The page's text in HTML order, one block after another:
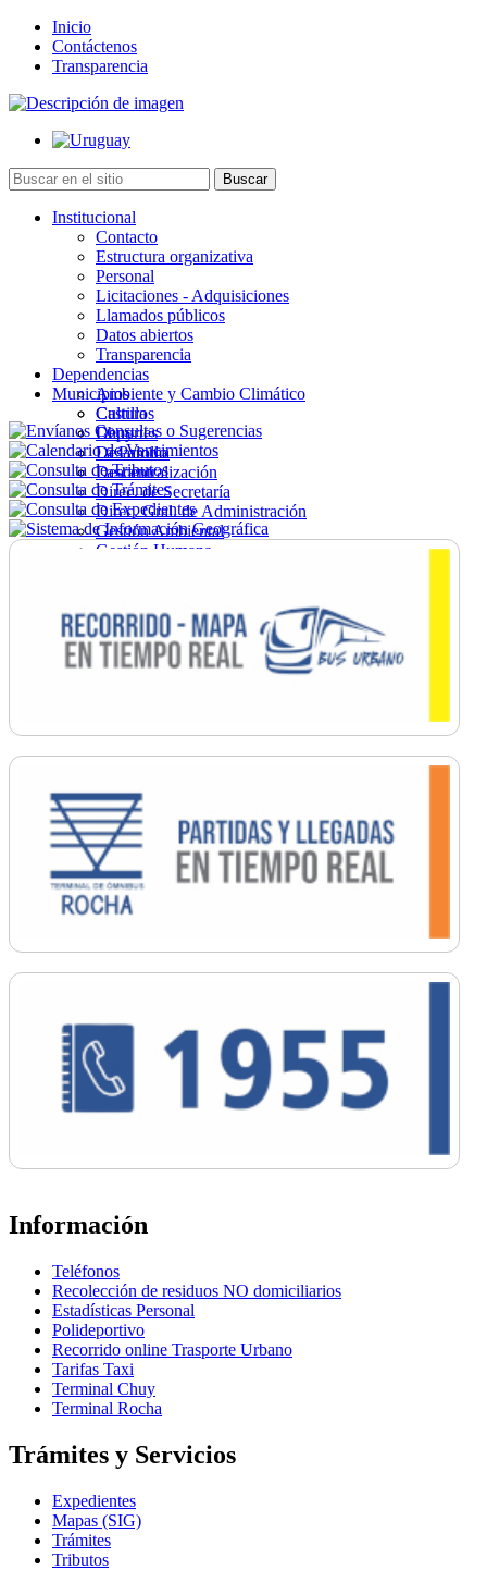
Inicio
Contáctenos
Transparencia
Institucional
Contacto
Estructura organizativa
Personal
Licitaciones - Adquisiciones
Llamados públicos
Datos abiertos
Transparencia
Dependencias
Ambiente y Cambio Climático
Cultura
Deportes
Desarrollo
Descentralización
Direc. de Secretaría
Direc. Gral. de Administración
Gestión Ambiental
Gestión Humana
Ordenamiento
Promoción Social
Salud
Secretaría General
Municipios
Castillos
Chuy
La Paloma
Lascano
Información
Teléfonos
Recolección de residuos NO domiciliarios
Estadísticas Personal
Polideportivo
Recorrido online Trasporte Urbano
Tarifas Taxi
Terminal Chuy
Terminal Rocha
Trámites y Servicios
Expedientes
Mapas (SIG)
Trámites
Tributos